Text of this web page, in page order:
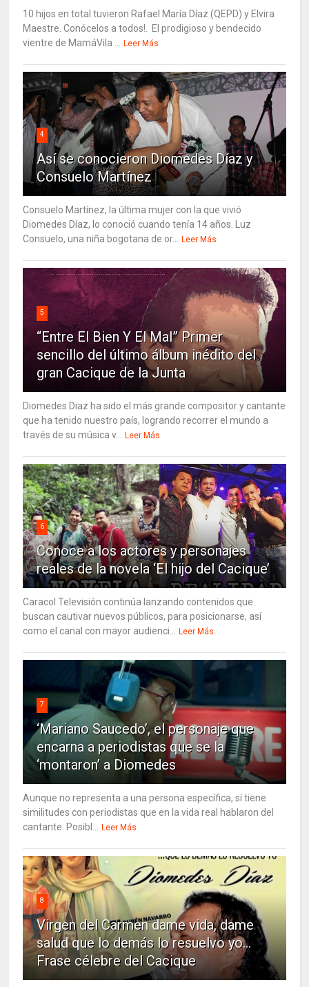
10 hijos en total tuvieron Rafael María Díaz (QEPD) y Elvira
Maestre. Conócelos a todos!. El prodigioso y bendecido
vientre de MamáVila ...
Leer Más
4
Así se conocieron Diomedes Díaz y
Consuelo Martínez
Consuelo Martínez, la última mujer con la que vivió
Diomedes Díaz, lo conoció cuando tenía 14 años. Luz
Consuelo, una niña bogotana de or...
Leer Más
5
“Entre El Bien Y El Mal” Primer
sencillo del último álbum inédito del
gran Cacique de la Junta
Diomedes Diaz ha sido el más grande compositor y cantante
que ha tenido nuestro país, logrando recorrer el mundo a
través de su música v...
Leer Más
6
Conoce a los actores y personajes
reales de la novela ‘El hijo del Cacique’
Caracol Televisión continúa lanzando contenidos que
buscan cautivar nuevos públicos, para posicionarse, así
como el canal con mayor audienci...
Leer Más
7
‘Mariano Saucedo’, el personaje que
encarna a periodistas que se la
‘montaron’ a Diomedes
Aunque no representa a una persona específica, sí tiene
similitudes con periodistas que en la vida real hablaron del
cantante. Posibl...
Leer Más
8
Virgen del Carmen dame vida, dame
salud que lo demás lo resuelvo yo…
Frase célebre del Cacique